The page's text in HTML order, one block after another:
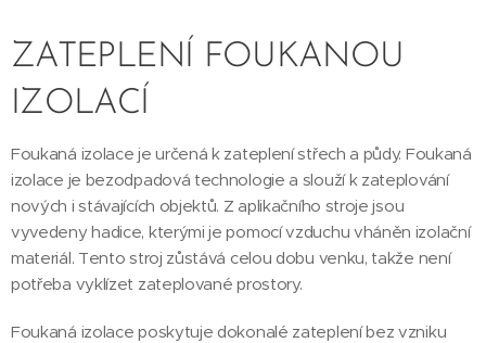
ZATEPLENÍ FOUKANOU
IZOLACÍ
Foukaná izolace je určená k zateplení střech a půdy. Foukaná
izolace je bezodpadová technologie a slouží k zateplování
nových i stávajících objektů. Z aplikačního stroje jsou
vyvedeny hadice, kterými je pomocí vzduchu vháněn izolační
materiál. Tento stroj zůstává celou dobu venku, takže není
potřeba vyklízet zateplované prostory.
Foukaná izolace poskytuje dokonalé zateplení bez vzniku